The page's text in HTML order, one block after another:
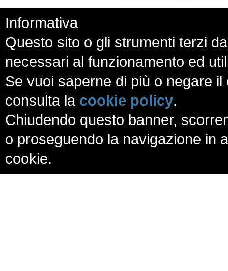
Informativa
Questo sito o gli strumenti terzi
necessari al funzionamento ed
Se vuoi saperne di più o negare
consulta la cookie policy.
Chiudendo questo banner,
o proseguendo la navigazione in
cookie.